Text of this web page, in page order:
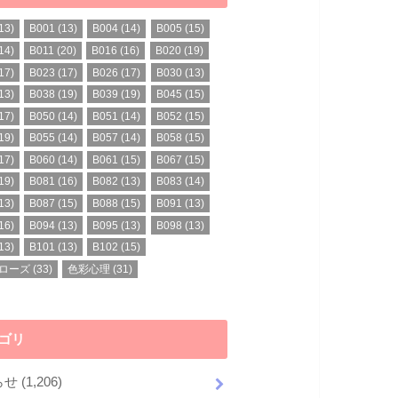
B001 (13) B004 (14) B005 (15)
B011 (20) B016 (16) B020 (19)
B023 (17) B026 (17) B030 (13)
B038 (19) B039 (19) B045 (15)
B050 (14) B051 (14) B052 (15)
B055 (14) B057 (14) B058 (15)
B060 (14) B061 (15) B067 (15)
B081 (16) B082 (13) B083 (14)
B087 (15) B088 (15) B091 (13)
B094 (13) B095 (13) B098 (13)
B101 (13) B102 (15)
ーズ (33) 色彩心理 (31)
リ
せ (1,206)